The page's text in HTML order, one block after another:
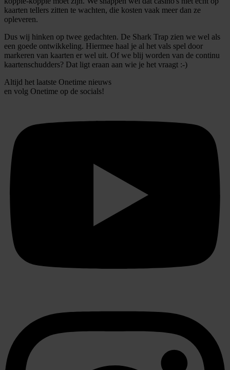
kaarten tellers zitten te wachten, die kosten vaak meer dan ze
opleveren.
Dus wij hinken op twee gedachten. De Shark Trap zien we wel als
een goede ontwikkeling. Hiermee haal je al het vals spel door
markeren van kaarten er wel uit. Of we blij worden van de continu
kaartenschudders? Dat ligt eraan aan wie je het vraagt :-)
Altijd het laatste Onetime nieuws
en volg Onetime op de socials!